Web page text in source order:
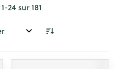
1-24sur181